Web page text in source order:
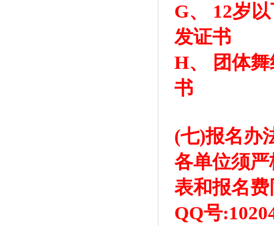
G、 12岁
发证书
H、 团体
书
(七)报名办
各单位须
表和报名费
QQ号